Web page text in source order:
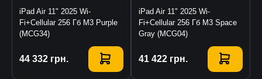
iPad Air 11" 2025 Wi-
Fi+Cellular 256 Гб M3 Purple
(MCG34)
44 332 грн.
Купити
iPad Air 11" 2025 Wi-
Fi+Cellular 256 Гб M3 Space
Gray (MCG04)
41 422 грн.
Купити